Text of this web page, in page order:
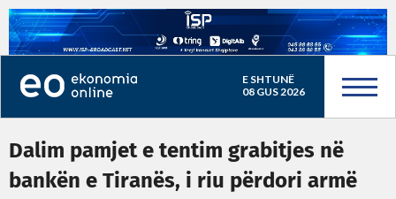
E SHTUNË
08 GUS 2026
Dalim pamjet e tentim grabitjes në
bankën e Tiranës, i riu përdori armë